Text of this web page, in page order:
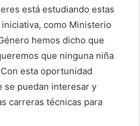
está estudiando estas
como Ministerio
hemos dicho que
que ninguna niña
esta oportunidad
se puedan interesar y
carreras técnicas para